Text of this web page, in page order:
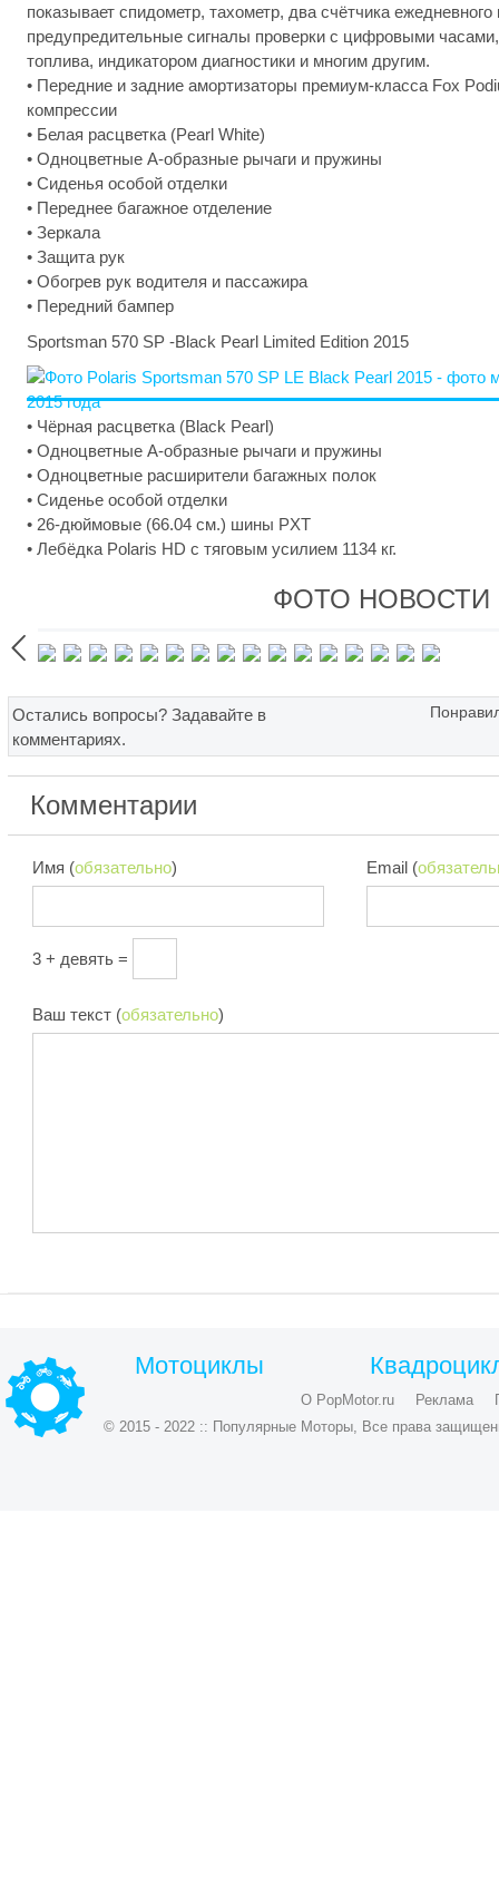
показывает спидометр, тахометр, два счётчика ежедневного
предупредительные сигналы проверки с цифровыми
топлива, индикатором диагностики и многим другим.
• Передние и задние амортизаторы премиум-класса Fox
компрессии
• Белая расцветка (Pearl White)
• Одноцветные A-образные рычаги и пружины
• Сиденья особой отделки
• Переднее багажное отделение
• Зеркала
• Защита рук
• Обогрев рук водителя и пассажира
• Передний бампер
Sportsman 570 SP -Black Pearl Limited Edition 2015
• Чёрная расцветка (Black Pearl)
• Одноцветные A-образные рычаги и пружины
• Одноцветные расширители багажных полок
• Сиденье особой отделки
• 26-дюймовые (66.04 см.) шины PXT
• Лебёдка Polaris HD с тяговым усилием 1134 кг.
ФОТО НОВОСТИ

Остались вопросы? Задавайте в
комментариях.
Комментарии
Имя (обязательно) Email (
3 + девять =
Ваш текст (обязательно)
Мотоциклы
О PopMotor.ru Реклама
© 2015 - 2022 :: Популярные Моторы, Все права